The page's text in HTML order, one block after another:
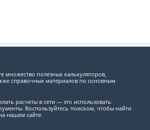
множество полезных калькуляторов,
справочных материалов по основным
расчеты в сети — это использовать
Воспользуйтесь поиском, чтобы найти
нашем сайте.